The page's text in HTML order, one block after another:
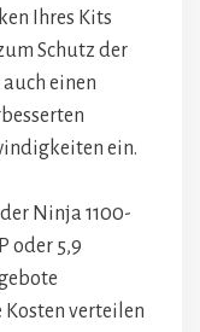
Ihres Kits
Schutz der
einen
ein.
Ninja 1100-
oder 5,9
verteilen